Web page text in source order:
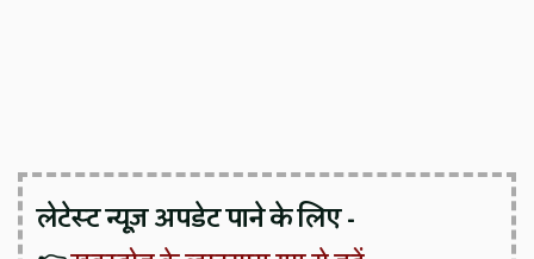
लेटेस्ट न्यूज़ अपडेट पाने के लिए -